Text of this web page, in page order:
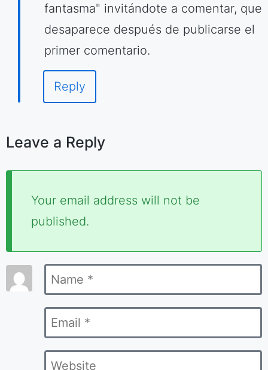
fantasma" invitándote a comentar, que
desaparece después de publicarse el
primer comentario.
Reply
Leave a Reply
Your email address will not be
published.
Required
marked
Name
*
Email
*
Website